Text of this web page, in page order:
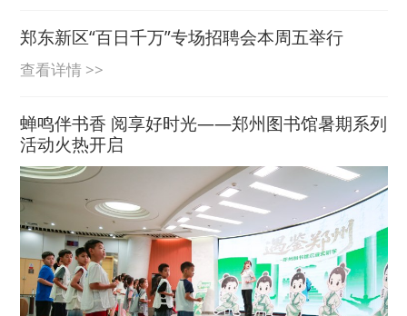
郑东新区“百日千万”专场招聘会本周五举行
查看详情 >>
蝉鸣伴书香 阅享好时光——郑州图书馆暑期系列
活动火热开启